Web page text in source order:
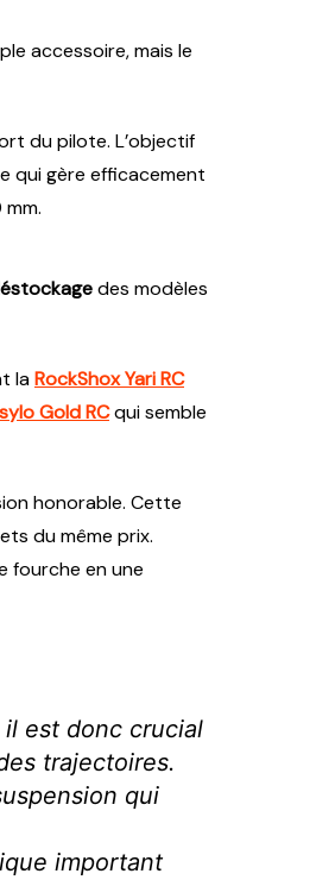
accessoire, mais le
du pilote. L’objectif
qui gère efficacement
des modèles
laRockShox Yari RC
Gold RCqui semble
honorable. Cette
du même prix.
fourche en une
il est donc crucial
trajectoires.
qui
important